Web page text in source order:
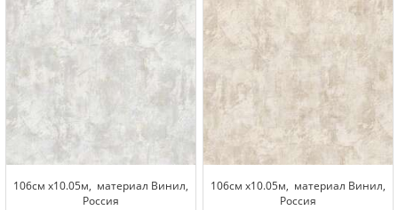
106см x10.05м, материал Винил,
Россия
106см x10.05м, материал Винил,
Россия